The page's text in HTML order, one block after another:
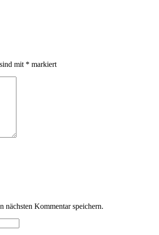
mit * markiert
nächsten Kommentar speichern.